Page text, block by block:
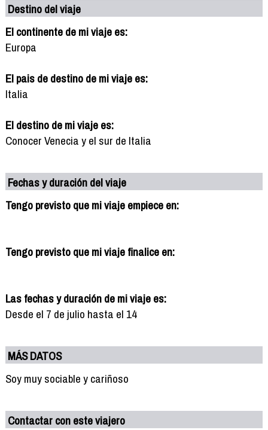
Destino del viaje
El continente de mi viaje es:
Europa
El pais de destino de mi viaje es:
Italia
El destino de mi viaje es:
Conocer Venecia y el sur de Italia
Fechas y duración del viaje
Tengo previsto que mi viaje empiece en:
Tengo previsto que mi viaje finalice en:
Las fechas y duración de mi viaje es:
Desde el 7 de julio hasta el 14
MÁS DATOS
Soy muy sociable y cariñoso
Contactar con este viajero